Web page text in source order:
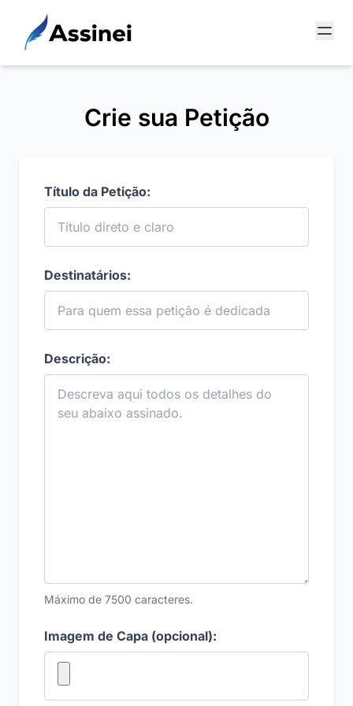
Crie sua Petição
Título da Petição:
Destinatários:
Descrição:
Máximo de 7500 caracteres.
Imagem de Capa (opcional):